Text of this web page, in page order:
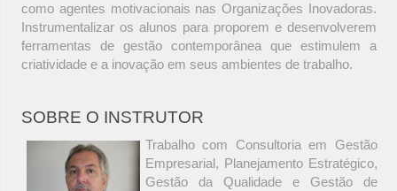
como agentes motivacionais nas Organizações Inovadoras.
Instrumentalizar os alunos para proporem e desenvolverem
ferramentas de gestão contemporânea que estimulem a
criatividade e a inovação em seus ambientes de trabalho.
SOBRE O INSTRUTOR
Trabalho com Consultoria em Gestão
Empresarial, Planejamento Estratégico,
Gestão da Qualidade e Gestão de